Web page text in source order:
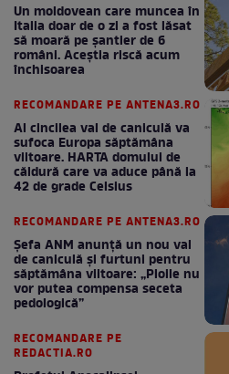
Un moldovean care muncea în
Italia doar de o zi a fost lăsat
să moară pe şantier de 6
români. Aceștia riscă acum
închisoarea
RECOMANDARE PE ANTENA3.RO
Al cincilea val de caniculă va
sufoca Europa săptămâna
viitoare. HARTA domului de
căldură care va aduce până la
42 de grade Celsius
RECOMANDARE PE ANTENA3.RO
Șefa ANM anunță un nou val
de caniculă și furtuni pentru
săptămâna viitoare: „Ploile nu
vor putea compensa seceta
pedologică”
RECOMANDARE PE
REDACTIA.RO